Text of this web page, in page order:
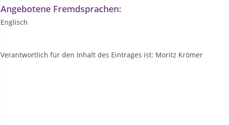
Angebotene Fremdsprachen:
Englisch
Verantwortlich für den Inhalt des Eintrages ist: Moritz Krömer